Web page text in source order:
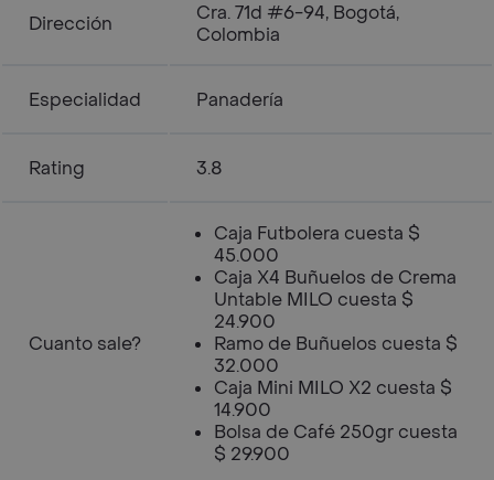
Dirección
Cra. 71d #6-94, Bogotá,
Colombia
Especialidad Panadería
Rating 3.8
Cuanto sale?
Caja Futbolera cuesta $
45.000
Caja X4 Buñuelos de Crema
Untable MILO cuesta $
24.900
Ramo de Buñuelos cuesta $
32.000
Caja Mini MILO X2 cuesta $
14.900
Bolsa de Café 250gr cuesta
$ 29.900